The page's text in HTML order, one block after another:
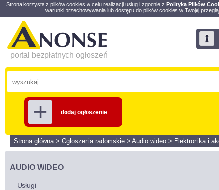
Strona korzysta z plików cookies w celu realizacji usług i zgodnie z Polityką Plików
warunki przechowywania lub dostępu do plików cookies w Twojej
portal bezpłatnych ogłoszeń
dodaj ogłoszenie
Strona główna> Ogłoszenia radomskie > Audio wideo > Elektronika i
AUDIO WIDEO
Usługi